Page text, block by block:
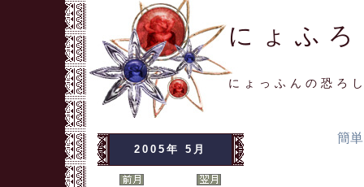
にょふ
にょっふんの恐ろ
2005年 5月
簡